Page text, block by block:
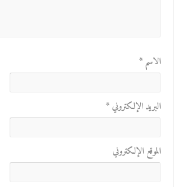
الاسم*
البريد الإلكتروني*
الموقع الإلكتروني